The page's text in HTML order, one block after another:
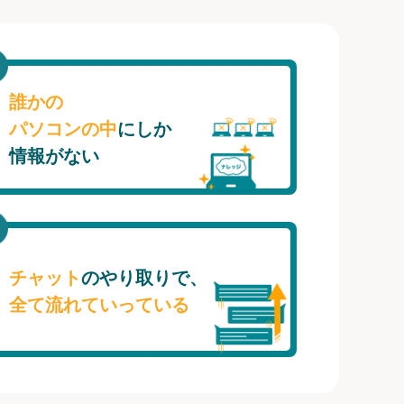
誰かの
パソコンの中にしか
情報がない
チャットのやり取りで、
全て流れていっている